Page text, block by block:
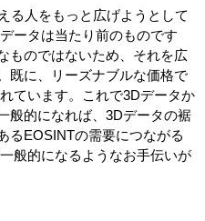
る人をもっと広げようとして
ータは当たり前のものです
ものではないため、それを広
既に、リーズナブルな価格で
ています。これで3Dデータか
般的になれば、3Dデータの裾
るEOSINTの需要につながる
般的になるようなお手伝いが